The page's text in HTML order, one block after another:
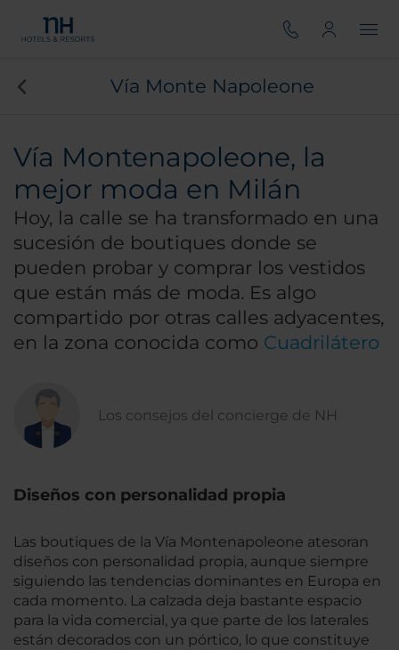
Vía Monte Napoleone
Vía Montenapoleone, la
mejor moda en Milán
Hoy, la calle se ha transformado en una
sucesión de boutiques donde se
pueden probar y comprar los vestidos
que están más de moda. Es algo
compartido por otras calles adyacentes,
en la zona conocida como Cuadrilátero
Los consejos del concierge de NH
Diseños con personalidad propia
Las boutiques de la Vía Montenapoleone atesoran
diseños con personalidad propia, aunque siempre
siguiendo las tendencias dominantes en Europa en
cada momento. La calzada deja bastante espacio
para la vida comercial, ya que parte de los laterales
están decorados con un pórtico, lo que constituye